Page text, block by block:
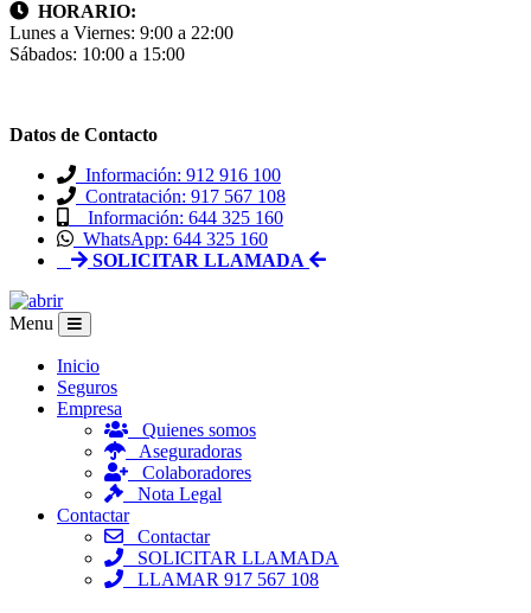
HORARIO:
Lunes a Viernes: 9:00 a 22:00
Sábados: 10:00 a 15:00
Datos de Contacto
Información: 912 916 100
Contratación: 917 567 108
Información: 644 325 160
WhatsApp: 644 325 160
SOLICITAR LLAMADA
Menu
Inicio
Seguros
Empresa
Quienes somos
Aseguradoras
Colaboradores
Nota Legal
Contactar
Contactar
SOLICITAR LLAMADA
LLAMAR 917 567 108